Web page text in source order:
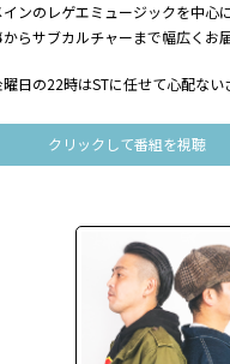
インのレゲエミュージックを中心
らサブカルチャーまで幅広くお届
曜日の22時はSTに任せて心配な
クリックして番組を視聴